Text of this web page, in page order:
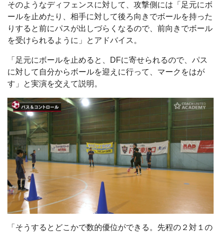
そのようなディフェンスに対して、攻撃側には「足元にボ
ールを止めたり、相手に対して後ろ向きでボールを持った
りすると前にパスが出しづらくなるので、前向きでボール
を受けられるように」とアドバイス。
「足元にボールを止めると、DFに寄せられるので、パス
に対して自分からボールを迎えに行って、マークをはが
す」と実演を交えて説明。
「そうするとどこかで数的優位ができる。先程の２対１の